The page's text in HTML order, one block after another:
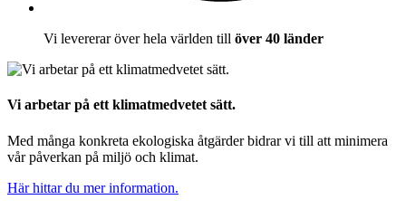
Vi levererar över hela världen till över 40 länder
Vi arbetar på ett klimatmedvetet sätt.
Med många konkreta ekologiska åtgärder bidrar vi till att minimera
vår påverkan på miljö och klimat.
Här hittar du mer information.